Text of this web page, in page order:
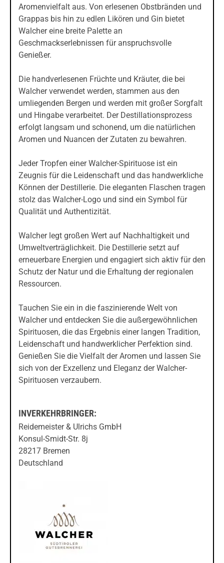
Aromenvielfalt aus. Von erlesenen Obstbränden und
Grappas bis hin zu edlen Likören und Gin bietet
Walcher eine breite Palette an
Geschmackserlebnissen für anspruchsvolle
Genießer.
Die handverlesenen Früchte und Kräuter, die bei
Walcher verwendet werden, stammen aus den
umliegenden Bergen und werden mit großer Sorgfalt
und Hingabe verarbeitet. Der Destillationsprozess
erfolgt langsam und schonend, um die natürlichen
Aromen und Nuancen der Zutaten zu bewahren.
Jeder Tropfen einer Walcher-Spirituose ist ein
Zeugnis für die Leidenschaft und das handwerkliche
Können der Destillerie. Die eleganten Flaschen tragen
stolz das Walcher-Logo und sind ein Symbol für
Qualität und Authentizität.
Walcher legt großen Wert auf Nachhaltigkeit und
Umweltverträglichkeit. Die Destillerie setzt auf
erneuerbare Energien und engagiert sich aktiv für den
Schutz der Natur und die Erhaltung der regionalen
Ressourcen.
Tauchen Sie ein in die faszinierende Welt von
Walcher und entdecken Sie die außergewöhnlichen
Spirituosen, die das Ergebnis einer langen Tradition,
Leidenschaft und handwerklicher Perfektion sind.
Genießen Sie die Vielfalt der Aromen und lassen Sie
sich von der Exzellenz und Eleganz der Walcher-
Spirituosen verzaubern.
INVERKEHRBRINGER:
Reidemeister & Ulrichs GmbH
Konsul-Smidt-Str. 8j
28217 Bremen
Deutschland